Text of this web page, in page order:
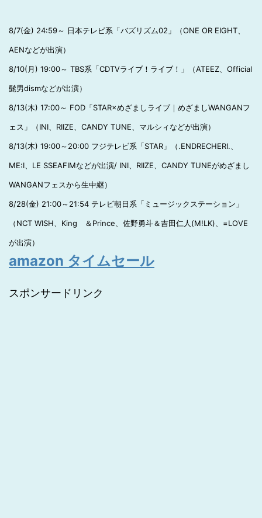
8/7(金) 24:59～ 日本テレビ系「バズリズム02」（ONE OR EIGHT、
AENなどが出演）
8/10(月) 19:00～ TBS系「CDTVライブ！ライブ！」（ATEEZ、Official
髭男dismなどが出演）
8/13(木) 17:00～ FOD「STAR×めざましライブ｜めざましWANGANフ
ェス」（INI、RIIZE、CANDY TUNE、マルシィなどが出演）
8/13(木) 19:00～20:00 フジテレビ系「STAR」（.ENDRECHERI.、
ME:I、LE SSEAFIMなどが出演/ INI、RIIZE、CANDY TUNEがめざまし
WANGANフェスから生中継）
8/28(金) 21:00～21:54 テレビ朝日系「ミュージックステーション」
（NCT WISH、King ＆Prince、佐野勇斗＆吉田仁人(M!LK)、=LOVE
が出演）
amazon タイムセール
スポンサードリンク